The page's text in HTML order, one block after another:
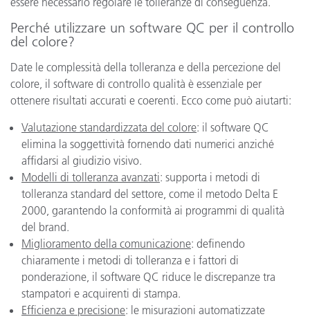
Perché utilizzare un software QC per il controllo
del colore?
Date le complessità della tolleranza e della percezione del
colore, il software di controllo qualità è essenziale per
ottenere risultati accurati e coerenti. Ecco come può aiutarti:
Valutazione standardizzata del colore: il software QC
elimina la soggettività fornendo dati numerici anziché
affidarsi al giudizio visivo.
Modelli di tolleranza avanzati: supporta i metodi di
tolleranza standard del settore, come il metodo Delta E
2000, garantendo la conformità ai programmi di qualità
del brand.
Miglioramento della comunicazione: definendo
chiaramente i metodi di tolleranza e i fattori di
ponderazione, il software QC riduce le discrepanze tra
stampatori e acquirenti di stampa.
Efficienza e precisione: le misurazioni automatizzate